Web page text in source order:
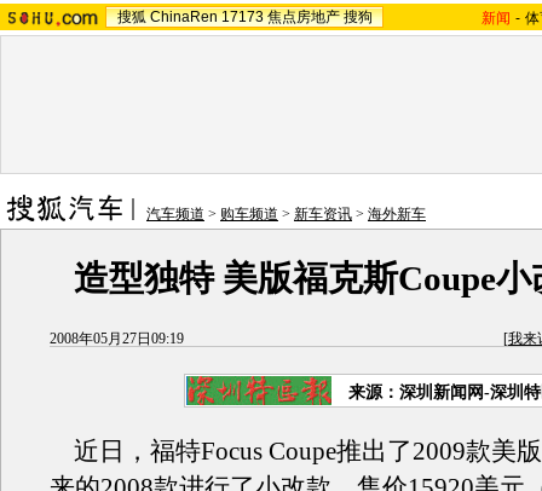
搜狐 ChinaRen 17173 焦点房地产 搜狗 新闻 -
汽车频道 > 购车频道 > 新车资讯 > 海外新车
造型独特 美版福克斯Coupe
2008年05月27日09:19 [我来
来源：深圳新闻网-深圳
近日，福特Focus Coupe推出了2009款美